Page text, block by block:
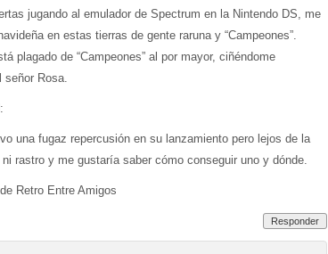
jugando al emulador de Spectrum en la Nintendo DS, me
en estas tierras de gente raruna y “Campeones”.
plagado de “Campeones” al por mayor, ciñéndome
señor Rosa.
una fugaz repercusión en su lanzamiento pero lejos de la
rastro y me gustaría saber cómo conseguir uno y dónde.
Retro Entre Amigos
Responder